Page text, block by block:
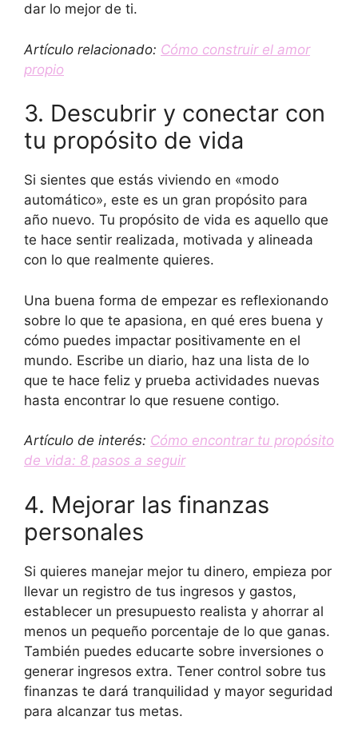
dar lo mejor de ti.
Artículo relacionado: Cómo construir el amor
propio
3. Descubrir y conectar con
tu propósito de vida
Si sientes que estás viviendo en «modo
automático», este es un gran propósito para
año nuevo. Tu propósito de vida es aquello que
te hace sentir realizada, motivada y alineada
con lo que realmente quieres.
Una buena forma de empezar es reflexionando
sobre lo que te apasiona, en qué eres buena y
cómo puedes impactar positivamente en el
mundo. Escribe un diario, haz una lista de lo
que te hace feliz y prueba actividades nuevas
hasta encontrar lo que resuene contigo.
Artículo de interés: Cómo encontrar tu propósito
de vida: 8 pasos a seguir
4. Mejorar las finanzas
personales
Si quieres manejar mejor tu dinero, empieza por
llevar un registro de tus ingresos y gastos,
establecer un presupuesto realista y ahorrar al
menos un pequeño porcentaje de lo que ganas.
También puedes educarte sobre inversiones o
generar ingresos extra. Tener control sobre tus
finanzas te dará tranquilidad y mayor seguridad
para alcanzar tus metas.